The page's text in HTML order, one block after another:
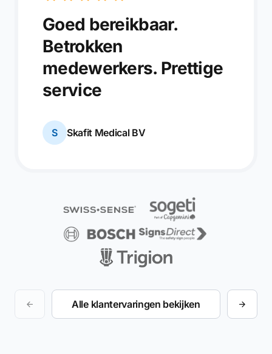
Goed bereikbaar.
Betrokken
medewerkers. Prettige
service
S Skafit Medical BV
Alle klantervaringen bekijken